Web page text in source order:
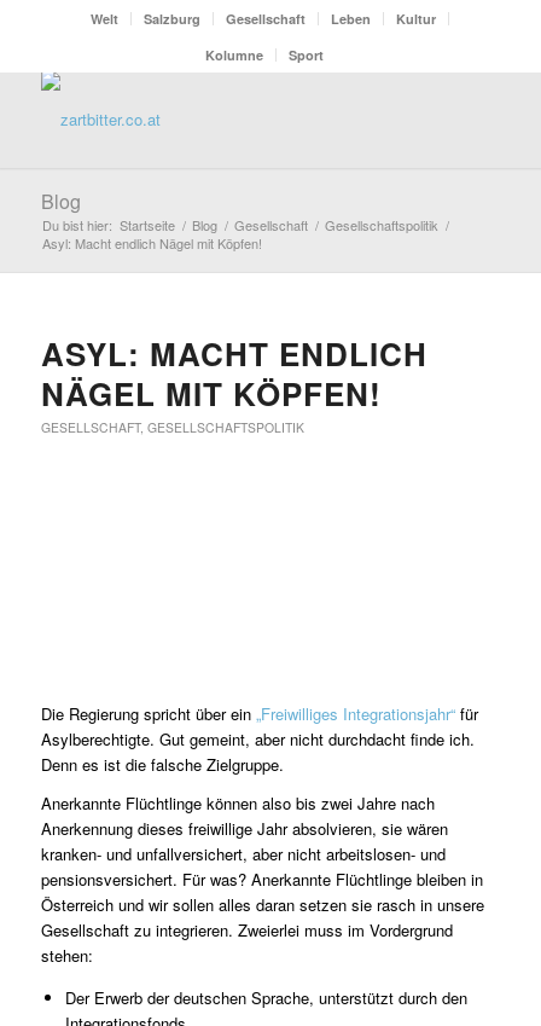
Welt Salzburg Gesellschaft Leben
Kultur
Kolumne
Sport
Blog
Du bist hier: Startseite / Blog / Gesellschaft / Gesellschaftspolitik /
Asyl: Macht endlich Nägel mit Köpfen!
ASYL: MACHT ENDLICH
NÄGEL MIT KÖPFEN!
GESELLSCHAFT, GESELLSCHAFTSPOLITIK
Die Regierung spricht über ein „Freiwilliges Integrationsjahr“für
Asylberechtigte. Gut gemeint, aber nicht durchdacht finde ich.
Denn es ist die falsche Zielgruppe.
Anerkannte Flüchtlinge können also bis zwei Jahre nach
Anerkennung dieses freiwillige Jahr absolvieren, sie wären
kranken- und unfallversichert, aber nicht arbeitslosen- und
pensionsversichert. Für was? Anerkannte Flüchtlinge bleiben in
Österreich und wir sollen alles daran setzen sie rasch in unsere
Gesellschaft zu integrieren. Zweierlei muss im Vordergrund
stehen:
Der Erwerb der deutschen Sprache, unterstützt durch den